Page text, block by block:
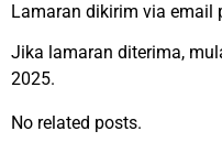
Lamaran dikirim via email
Jika lamaran diterima,
2025.
No related posts.